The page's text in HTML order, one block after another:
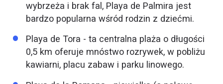
wybrzeża i brak fal, Playa de Palmira jest
bardzo popularna wśród rodzin z dziećmi.
Playa de Tora - ta centralna plaża o długości
0,5 km oferuje mnóstwo rozrywek, w pobliżu
kawiarni, placu zabaw i parku linowego.